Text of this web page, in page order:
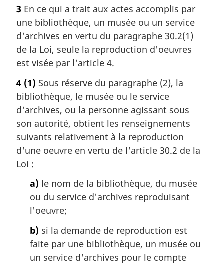
e
p
a
g
e
3 En ce qui a trait aux actes accomplis par
une bibliothèque, un musée ou un service
d'archives en vertu du paragraphe 30.2(1)
de la Loi, seule la reproduction d'oeuvres
est visée par l'article 4.
4 (1) Sous réserve du paragraphe (2), la
bibliothèque, le musée ou le service
d'archives, ou la personne agissant sous
son autorité, obtient les renseignements
suivants relativement à la reproduction
d'une oeuvre en vertu de l'article 30.2 de la
Loi :
a) le nom de la bibliothèque, du musée
ou du service d'archives reproduisant
l'oeuvre;
b) si la demande de reproduction est
faite par une bibliothèque, un musée ou
un service d'archives pour le compte